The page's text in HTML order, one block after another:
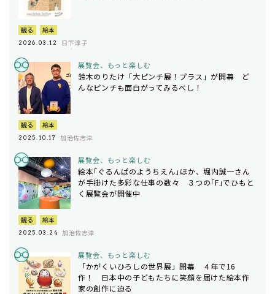
観る 絵本
2026.03.12 日下淳子
展覧会、もっと楽しむ
鈴木のりたけ「大ピンチ展！プラス」が開幕 ど
んなピンチも面白がってみるべし！
観る 絵本
2025.10.17 加治佐志津
展覧会、もっと楽しむ
絵本｢ぐるんぱのようちえん｣ほか、堀内誠一さん
が手掛けた多彩な仕事の数々 ３つの｢F｣でひもと
く展覧会が開催中
観る 絵本
2025.03.24 加治佐志津
展覧会、もっと楽しむ
「かがくいひろしの世界展」開幕 ４年で16
作！ 日本中の子どもたちに笑顔を届けた絵本作
家の創作に迫る